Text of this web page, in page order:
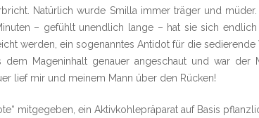
Natürlich wurde Smilla immer träger und
– gefühlt unendlich lange – hat sie sich
werden, ein sogenanntes Antidot für die sedierende
Mageninhalt genauer angeschaut und war der
lief mir und meinem Mann über den Rücken!
mitgegeben, ein Aktivkohlepräparat auf Basis